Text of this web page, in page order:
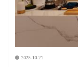
2025-10-21